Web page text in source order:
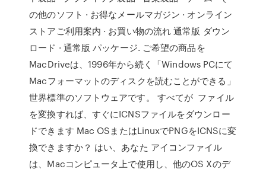
の他のソフト · お得なメールマガジン · オンライン
ストアご利用案内 · お買い物の流れ 通常版 ダウン
ロード · 通常版 パッケージ. ご希望の商品を
MacDriveは、1996年から続く「Windows PCにて
Macフォーマットのディスクを読むことができる」
世界標準のソフトウェアです。 すべてが ファイル
を変換すれば、すぐにICNSファイルをダウンロー
ドできます Mac OSまたはLinuxでPNGをICNSに変
換できますか？ はい、あなた アイコンファイル
は、Macコンピュータ上で使用し、他のOS Xのデ